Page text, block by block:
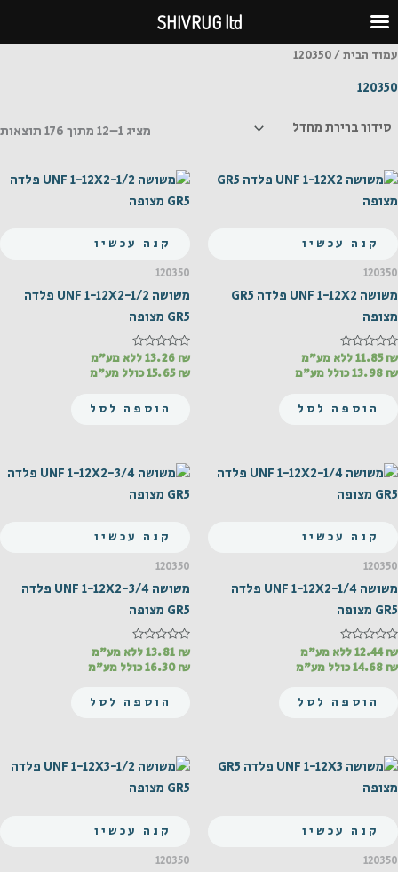
לתוכן
עמוד הבית/ 120350
120350
מציג 1–12 מתוך 176 תוצאות
קנה עכשיו
120350
משושה UNF 1-12X2 פלדה GR5
מצופה
דורג
מתוך
11.85₪
ללא מע"מ
13.98 ₪ כולל מע"מ
הוספה לסל
קנה עכשיו
120350
משושה UNF 1-12X2-1/2 פלדה
GR5 מצופה
דורג
מתוך
13.26 ₪
ללא מע"מ
15.65₪ כולל מע"מ
הוספה לסל
קנה עכשיו
120350
משושה UNF 1-12X2-1/4 פלדה
GR5 מצופה
דורג
מתוך
12.44₪
ללא מע"מ
14.68 ₪ כולל מע"מ
הוספה לסל
קנה עכשיו
120350
משושה UNF 1-12X2-3/4 פלדה
GR5 מצופה
דורג
מתוך
13.81 ₪
ללא מע"מ
16.30₪ כולל מע"מ
הוספה לסל
קנה עכשיו
120350
קנה עכשיו
120350
SHIVRUG ltd